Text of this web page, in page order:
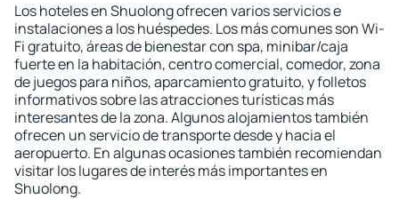
Los hoteles en Shuolong ofrecen varios servicios e
instalaciones a los huéspedes. Los más comunes son Wi-
Fi gratuito, áreas de bienestar con spa, minibar/caja
fuerte en la habitación, centro comercial, comedor, zona
de juegos para niños, aparcamiento gratuito, y folletos
informativos sobre las atracciones turísticas más
interesantes de la zona. Algunos alojamientos también
ofrecen un servicio de transporte desde y hacia el
aeropuerto. En algunas ocasiones también recomiendan
visitar los lugares de interés más importantes en
Shuolong.